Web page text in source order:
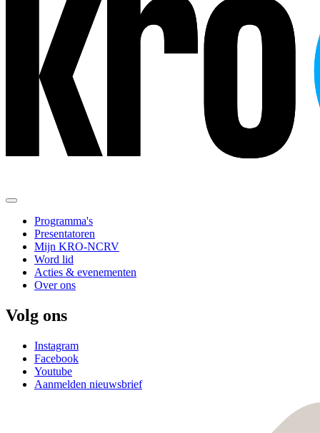
Programma's
Presentatoren
Mijn KRO-NCRV
Word lid
Acties & evenementen
Over ons
Volg ons
Instagram
Facebook
Youtube
Aanmelden nieuwsbrief